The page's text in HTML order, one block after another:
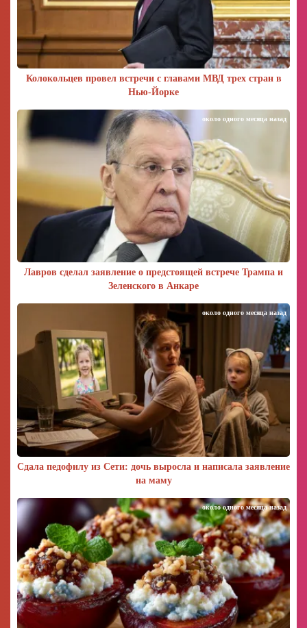
Колокольцев провел встречи с главами МВД трех стран в
Нью-Йорке
Лавров сделал заявление о предстоящей встрече Трампа и
Зеленского в Анкаре
около одного месяца назад
Сдала педофилу из Сети: дочь выросла и написала заявление
на маму
около одного месяца назад
около одного месяца назад